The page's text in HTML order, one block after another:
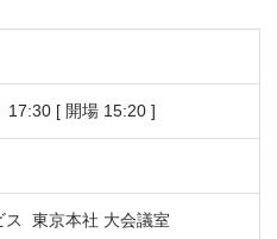
17:30 [ 開場 15:20 ]
ス 東京本社 大会議室